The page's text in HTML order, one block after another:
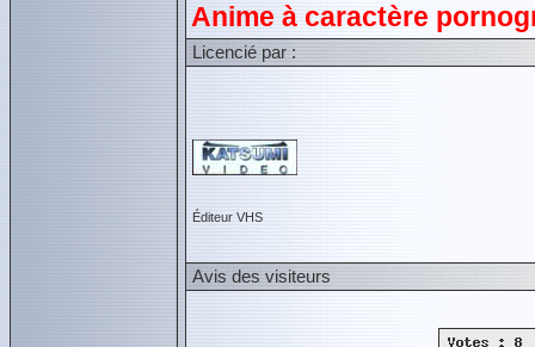
Anime à caractère
Licencié par :
Éditeur VHS
Avis des visiteurs